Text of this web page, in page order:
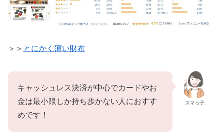
＞＞ とにかく薄い財布
スマっ子
キャッシュレス決済が中心でカードやお
金は最小限しか持ち歩かない人におすす
めです！